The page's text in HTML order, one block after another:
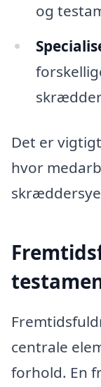
og
Det er
hvor
centrale
forhold. En